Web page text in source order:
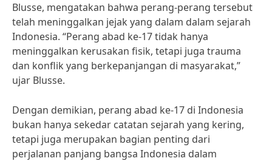
Blusse, mengatakan bahwa perang-perang tersebut
telah meninggalkan jejak yang dalam dalam sejarah
Indonesia. “Perang abad ke-17 tidak hanya
meninggalkan kerusakan fisik, tetapi juga trauma
dan konflik yang berkepanjangan di masyarakat,”
ujar Blusse.
Dengan demikian, perang abad ke-17 di Indonesia
bukan hanya sekedar catatan sejarah yang kering,
tetapi juga merupakan bagian penting dari
perjalanan panjang bangsa Indonesia dalam